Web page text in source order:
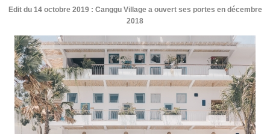
Edit du 14 octobre 2019 : Canggu Village a ouvert ses portes en décembre
2018